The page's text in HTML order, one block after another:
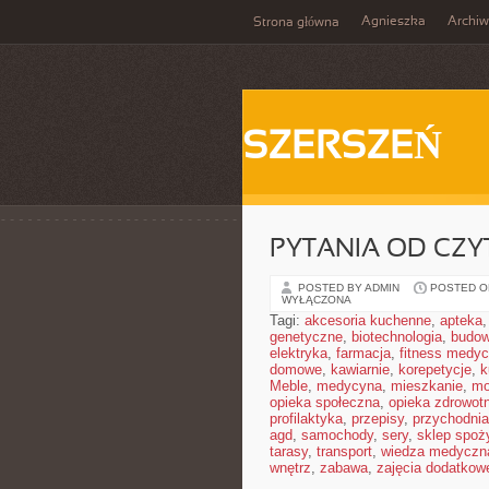
Strona główna Agnieszka
SZERSZEŃ
PYTANIA OD
POSTED BY ADMIN POSTED
WYŁĄCZONA
Tagi: akcesoria kuchenne, apteka,
genetyczne, biotechnologia,
elektryka, farmacja, fitness
domowe, kawiarnie, korepetycje,
Meble, medycyna, mieszkanie,
opieka społeczna, opieka
profilaktyka, przepisy, przychodnia
agd, samochody, sery, sklep
tarasy, transport, wiedza
wnętrz, zabawa, zajęcia